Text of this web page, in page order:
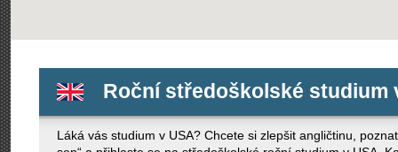
Roční středoškolské studium
Láká vás studium v USA? Chcete si zlepšit angličtinu,